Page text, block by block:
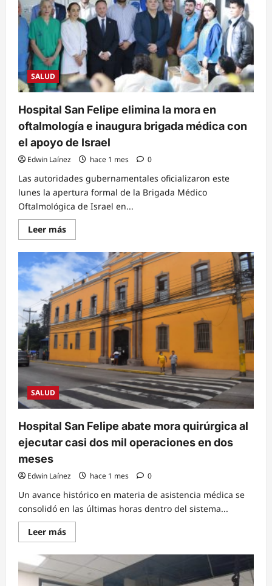
39%
tras
ejecutar
más
de
dos
mil
400
cirugías
en
11
SALUD
Hospital San Felipe elimina la mora en
oftalmología e inaugura brigada médica con
el apoyo de Israel
Edwin Laínez hace 1 mes 0
Las autoridades gubernamentales oficializaron este
lunes la apertura formal de la Brigada Médico
Oftalmológica de Israel en...
Leer másRead
more
Hospital
San
Felipe
elimina
la
mora
en
oftalmología
e
inaugura
brigada
médica
el
apoyo
de
Israel
SALUD
Hospital San Felipe abate mora quirúrgica al
ejecutar casi dos mil operaciones en dos
meses
Edwin Laínez hace 1 mes 0
Un avance histórico en materia de asistencia médica se
consolidó en las últimas horas dentro del sistema...
Leer másRead
more
Hospital
Felipe
abate